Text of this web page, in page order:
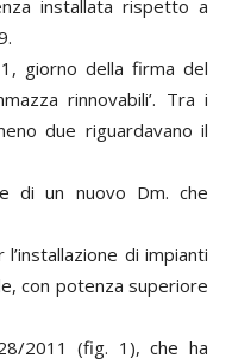
installata rispetto a
giorno della firma del
rinnovabili’. Tra i
due riguardavano il
di un nuovo Dm. che
di impianti
con potenza superiore
2011 (fig. 1), che ha